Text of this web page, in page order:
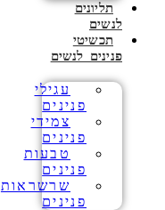
תליונים
לנשים
תכשיטי
פנינים לנשים
עגילי
פנינים
צמידי
פנינים
טבעות
פנינים
שרשראות
פנינים